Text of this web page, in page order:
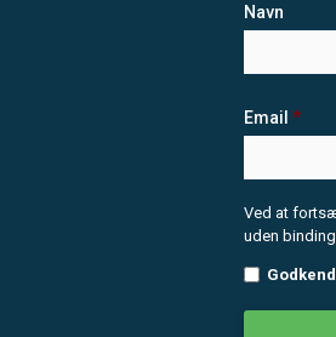
Navn
Email *
Ved at
uden
Godkend